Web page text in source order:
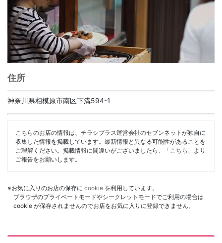
住所
神奈川県相模原市南区下溝594-1
こちらのお店の情報は、チラシプラス運営会社のセブンネットが独自に
収集した情報を掲載しています。最新情報と異なる可能性があることを
ご理解ください。掲載情報に間違いがございましたら、「 こちら 」より
ご報告をお願いします。
※お気に入りのお店の保存に cookie を利用しています。
ブラウザのプライベートモードやシークレットモードでご利用の場合は
cookie が保存されませんのでお店をお気に入りに登録できません。